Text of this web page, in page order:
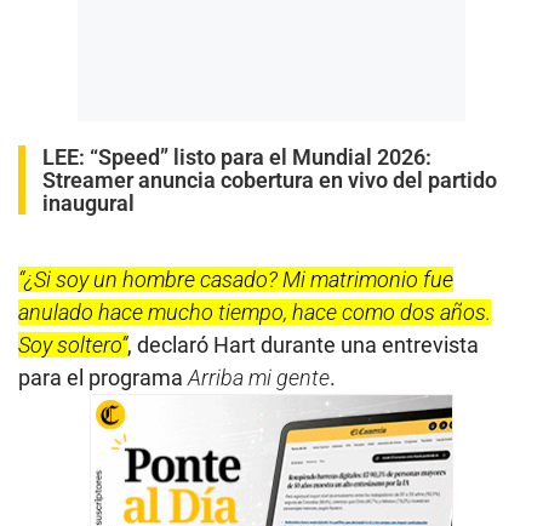
LEE: “Speed” listo para el Mundial 2026:
Streamer anuncia cobertura en vivo del partido
inaugural
“¿Si soy un hombre casado? Mi matrimonio fue
anulado hace mucho tiempo, hace como dos años.
Soy soltero”, declaró Hart durante una entrevista
para el programa Arriba mi gente.